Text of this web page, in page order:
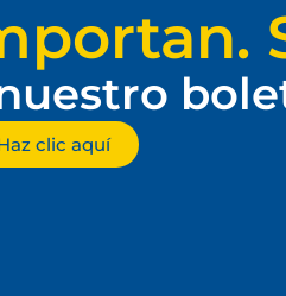
clic aquí